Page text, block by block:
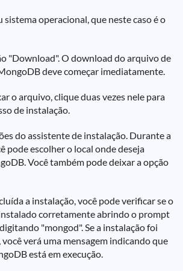
sistema operacional, que neste caso é o
"Download". O download do arquivo de
deve começar imediatamente.
o arquivo, clique duas vezes nele para
de instalação.
do assistente de instalação. Durante a
pode escolher o local onde deseja
Você também pode deixar a opção
a instalação, você pode verificar se o
corretamente abrindo o prompt
"mongod". Se a instalação foi
verá uma mensagem indicando que
está em execução.